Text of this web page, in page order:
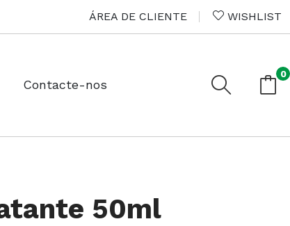
ÁREA DE CLIENTE WISHLIST
Contacte-nos
0
50ml